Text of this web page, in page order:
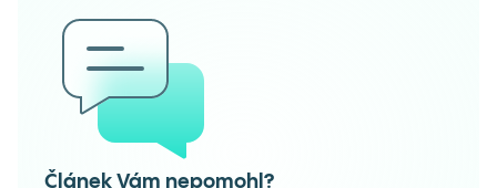
Článek Vám nepomohl?